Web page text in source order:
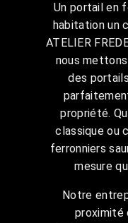
Un portail en
habitation un
ATELIER
nous
des
propriété.
classique ou
ferronniers
mesure
Notre
proximité